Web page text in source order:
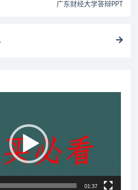
广东财经大学答辩PPT
01:37